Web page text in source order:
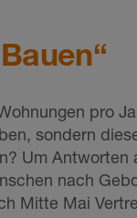
pro
sondern
Um Antworten
nach
Mitte Mai